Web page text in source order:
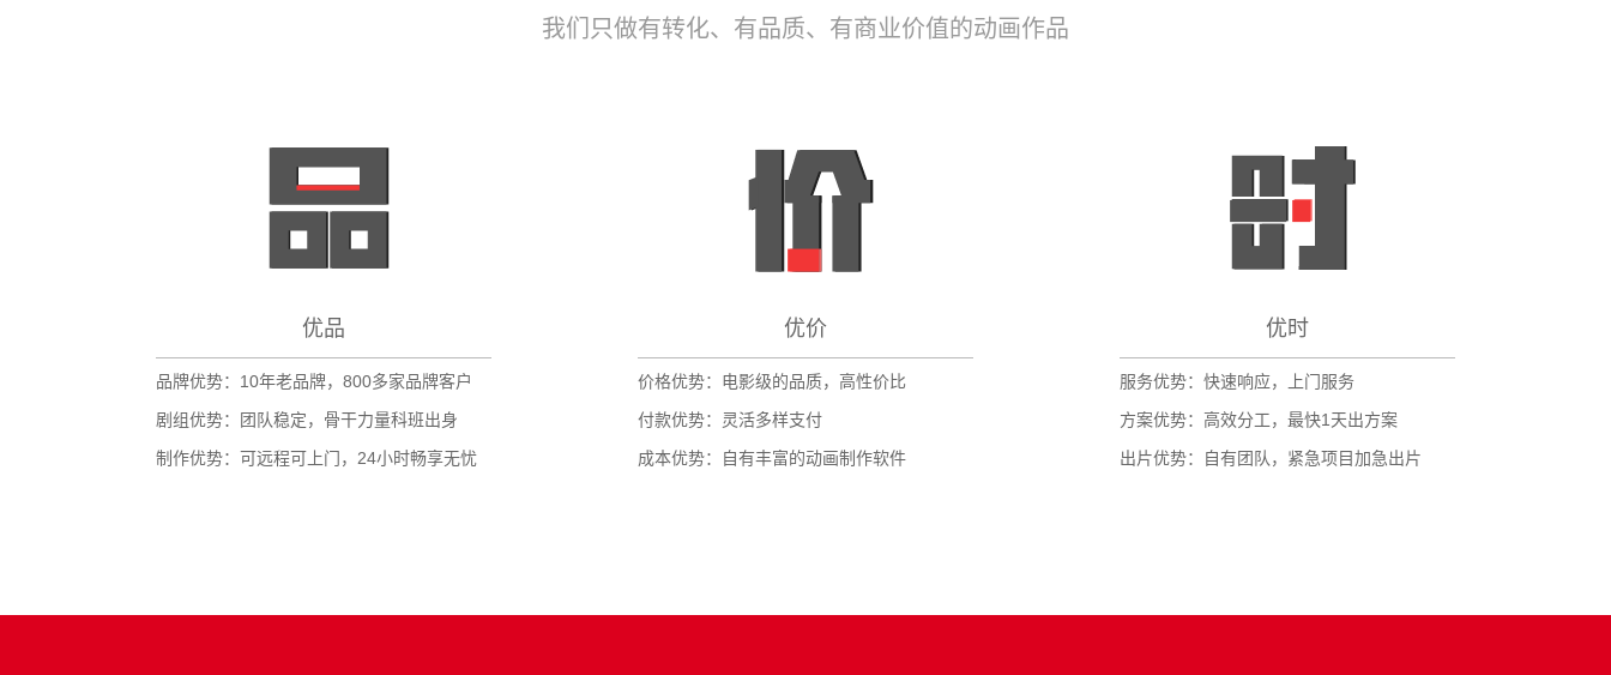
我们只做有转化、有品质、有商业价值的动画作品
优品
品牌优势：10年老品牌，800多家品牌客户
剧组优势：团队稳定，骨干力量科班出身
制作优势：可远程可上门，24小时畅享无忧
优价
价格优势：电影级的品质，高性价比
付款优势：灵活多样支付
成本优势：自有丰富的动画制作软件
优时
服务优势：快速响应，上门服务
方案优势：高效分工，最快1天出方案
出片优势：自有团队，紧急项目加急出片